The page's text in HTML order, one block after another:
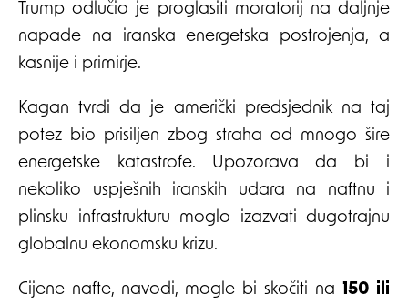
Trump odlučio je proglasiti moratorij na daljnje
napade na iranska energetska postrojenja, a
kasnije i primirje.
Kagan tvrdi da je američki predsjednik na taj
potez bio prisiljen zbog straha od mnogo šire
energetske katastrofe. Upozorava da bi i
nekoliko uspješnih iranskih udara na naftnu i
plinsku infrastrukturu moglo izazvati dugotrajnu
globalnu ekonomsku krizu.
Cijene nafte, navodi, mogle bi skočiti na 150 ili